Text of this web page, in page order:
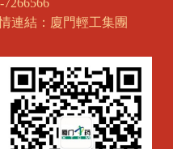
連結：廈門輕工集團